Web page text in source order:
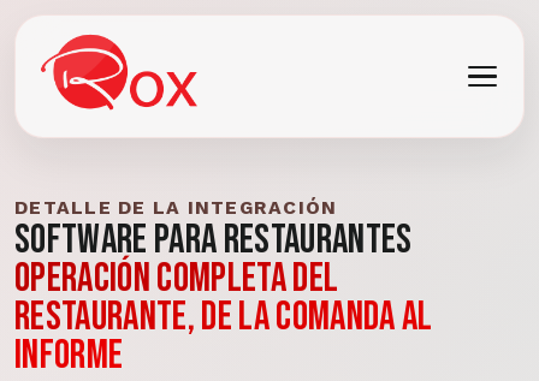
DETALLE DE LA INTEGRACIÓN
Software para Restaurantes
Operación completa del
restaurante, de la comanda al
informe